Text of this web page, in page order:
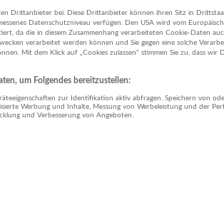
Gastronomie Öffentliche
| Finanz- und Versicherungsleistungen |
Herstellung von Waren | IT-Dienstleistungen |
Drittanbieter bei. Diese Drittanbieter können ihren Sitz in
Datenschutzniveau verfügen. Den USA wird vom
da die in diesem Zusammenhang verarbeiteten Cookie-Daten
verarbeitet werden können und Sie gegen eine solche
Mit dem Klick auf „Cookies zulassen“ stimmen Sie zu, dass wir
um Folgendes bereitzustellen:
zur Identifikation aktiv abfragen. Speichern von
Werbung und Inhalte, Messung von Werbeleistung und der
und Verbesserung von Angeboten.